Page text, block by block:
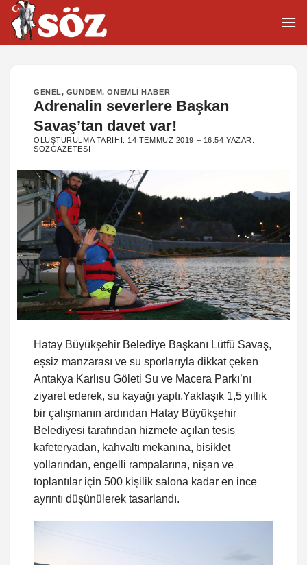
İçeriğe
atla
GENEL, GÜNDEM,ÖNEMLI HABER
Adrenalin severlere Başkan
Savaş’tan davet var!
OLUŞTURULMA TARIHI: 14 TEMMUZ 2019 – 16:54 YAZAR:
SOZGAZETESI
Hatay Büyükşehir Belediye Başkanı Lütfü Savaş,
eşsiz manzarası ve su sporlarıyla dikkat çeken
Antakya Karlısu Göleti Su ve Macera Parkı’nı
ziyaret ederek, su kayağı yaptı.Yaklaşık 1,5 yıllık
bir çalışmanın ardından Hatay Büyükşehir
Belediyesi tarafından hizmete açılan tesis
kafeteryadan, kahvaltı mekanına, bisiklet
yollarından, engelli rampalarına, nişan ve
toplantılar için 500 kişilik salona kadar en ince
ayrıntı düşünülerek tasarlandı.